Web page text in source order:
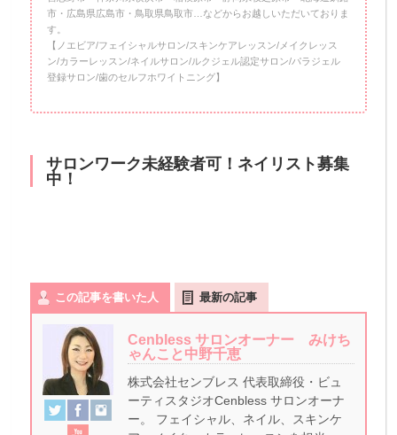
市・広島県広島市・鳥取県鳥取市…などからお越しいただいておりま
す。
【ノエビア/フェイシャルサロン/スキンケアレッスン/メイクレッス
ン/カラーレッスン/ネイルサロン/ルクジェル認定サロン/パラジェル
登録サロン/歯のセルフホワイトニング】
サロンワーク未経験者可！ネイリスト募集
中！
この記事を書いた人 最新の記事
Cenbless サロンオーナー みけち
ゃんこと中野千恵
株式会社センブレス 代表取締役・ビュ
ーティスタジオCenbless サロンオーナ
ー。 フェイシャル、ネイル、スキンケ